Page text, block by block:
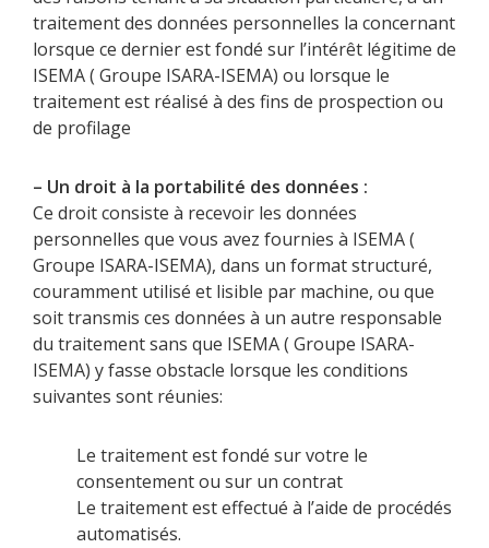
traitement des données personnelles la concernant
lorsque ce dernier est fondé sur l’intérêt légitime de
ISEMA ( Groupe ISARA-ISEMA) ou lorsque le
traitement est réalisé à des fins de prospection ou
de profilage
– Un droit à la portabilité des données :
Ce droit consiste à recevoir les données
personnelles que vous avez fournies à ISEMA (
Groupe ISARA-ISEMA), dans un format structuré,
couramment utilisé et lisible par machine, ou que
soit transmis ces données à un autre responsable
du traitement sans que ISEMA ( Groupe ISARA-
ISEMA) y fasse obstacle lorsque les conditions
suivantes sont réunies:
Le traitement est fondé sur votre le
consentement ou sur un contrat
Le traitement est effectué à l’aide de procédés
automatisés.